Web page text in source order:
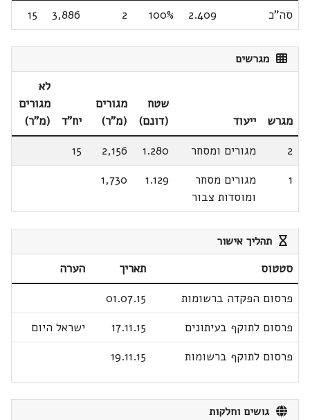
סה"כ 2.409
100%
2
3,886
15
מגרשים
מגרש ייעוד
שטח
(דונם)
מגורים
(מ"ר)
יח"ד
לא
מגורים
(מ"ר)
2
מגורים ומסחר 1.280
2,156
15
1
מגורים מסחר
ומוסדות צבור
1.129
1,730
תהליך אישור
סטטוס תאריך
הערה
פרסום הפקדה ברשומות
01.07.15
פרסום לתוקף בעיתונים
17.11.15
ישראל היום
פרסום לתוקף ברשומות
19.11.15
גושים וחלקות